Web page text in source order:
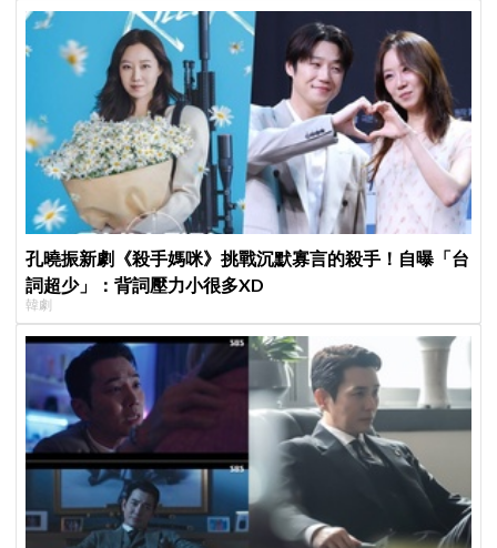
孔曉振新劇《殺手媽咪》挑戰沉默寡言的殺手！自曝「台
詞超少」：背詞壓力小很多XD
韓劇